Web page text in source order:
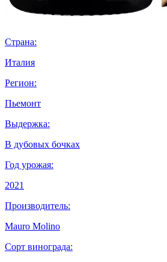
Страна:
Италия
Регион:
Пьемонт
Выдержка:
В дубовых бочках
Год урожая:
2021
Производитель:
Mauro Molino
Сорт винограда: